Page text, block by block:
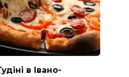
в Івано-